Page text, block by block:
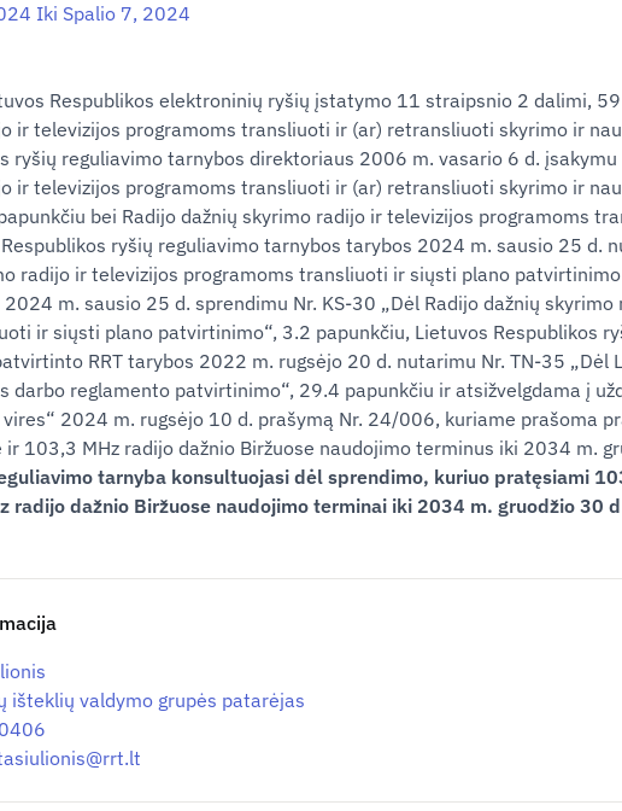
Iki Spalio 7, 2024
Respublikos elektroninių ryšių įstatymo 11 straipsnio 2 dalimi,
ir televizijos programoms transliuoti ir (ar) retransliuoti skyrimo ir
ryšių reguliavimo tarnybos direktoriaus 2006 m. vasario 6 d.
ir televizijos programoms transliuoti ir (ar) retransliuoti skyrimo ir
bei Radijo dažnių skyrimo radijo ir televizijos programoms
ryšių reguliavimo tarnybos tarybos 2024 m. sausio 25 d.
radijo ir televizijos programoms transliuoti ir siųsti plano
m. sausio 25 d. sprendimu Nr. KS-30 „Dėl Radijo dažnių
ir siųsti plano patvirtinimo“, 3.2 papunkčiu, Lietuvos Respublikos
RRT tarybos 2022 m. rugsėjo 20 d. nutarimu Nr. TN-35 „Dėl
darbo reglamento patvirtinimo“, 29.4 papunkčiu ir atsižvelgdama į
2024 m. rugsėjo 10 d. prašymą Nr. 24/006, kuriame prašoma
ir 103,3 MHz radijo dažnio Biržuose naudojimo terminus iki 2034 m.
tarnyba konsultuojasi dėl sprendimo, kuriuo pratęsiami
radijo dažnio Biržuose naudojimo terminai iki 2034 m. gruodžio 30
išteklių valdymo grupės patarėjas
rrt.lt